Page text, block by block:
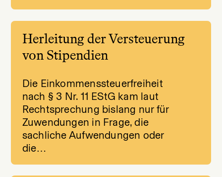
Herleitung der Versteuerung
von Stipendien
Die Einkommenssteuerfreiheit
nach § 3 Nr. 11 EStG kam laut
Rechtsprechung bislang nur für
Zuwendungen in Frage, die
sachliche Aufwendungen oder
die…